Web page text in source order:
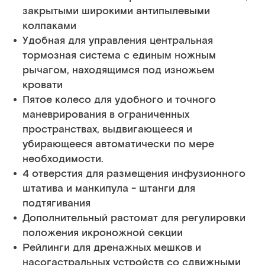
закрытыми широкими антипылевыми
колпаками
Удобная для управления центральная
тормозная система с единым ножным
рычагом, находящимся под изножьем
кровати
Пятое колесо для удобного и точного
маневрирования в ограниченных
пространствах, выдвигающееся и
убирающееся автоматически по мере
необходимости.
4 отверстия для размещения инфузионного
штатива и манкипула - штанги для
подтягивания
Дополнительный растомат для регулировки
положения икроножной секции
Рейлинги для дренажных мешков и